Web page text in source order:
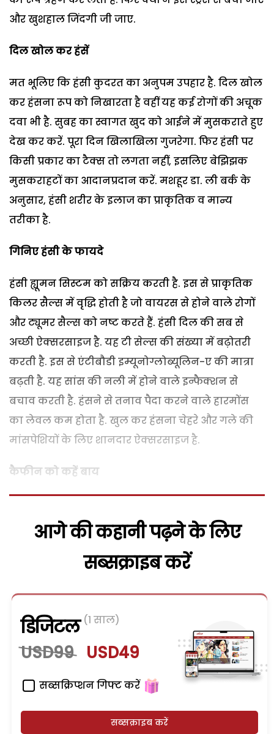
और खुशहाल जिंदगी जी जाए.
दिल खोल कर हंसें
मत भूलिए कि हंसी कुदरत का अनुपम उपहार है. दिल खोल
कर हंसना रूप को निखारता है वहीं यह कई रोगों की अचूक
दवा भी है. सुबह का स्वागत खुद को आईने में मुसकराते हुए
देख कर करें. पूरा दिन खिलाखिला गुजरेगा. फिर हंसी पर
किसी प्रकार का टैक्स तो लगता नहीं, इसलिए बेझिझक
मुसकराहटों का आदानप्रदान करें. मशहूर डा. ली बर्क के
अनुसार, हंसी शरीर के इलाज का प्राकृतिक व मान्य
तरीका है.
गिनिए हंसी के फायदे
हंसी ह्यूमन सिस्टम को सक्रिय करती है. इस से प्राकृतिक
किलर सैल्स में वृद्धि होती है जो वायरस से होने वाले रोगों
और ट्यूमर सैल्स को नष्ट करते हैं. हंसी दिल की सब से
अच्छी ऐक्सरसाइज है. यह टी सेल्स की संख्या में बढ़ोतरी
करती है. इस से एंटीबौडी इम्यूनोग्लोब्यूलिन-ए की मात्रा
बढ़ती है. यह सांस की नली में होने वाले इन्फैक्शन से
बचाव करती है. हंसने से तनाव पैदा करने वाले हारमोंस
का लेवल कम होता है. खुल कर हंसना चेहरे और गले की
मांसपेशियों के लिए शानदार ऐक्सरसाइज है.
कैफीन को कहें बाय
आगे की कहानी पढ़ने के लिए
सब्सक्राइब करें
डिजिटल (1 साल)
USD99 USD49
सब्सक्रिप्शन गिफ्ट करें
सब्सक्राइब करें